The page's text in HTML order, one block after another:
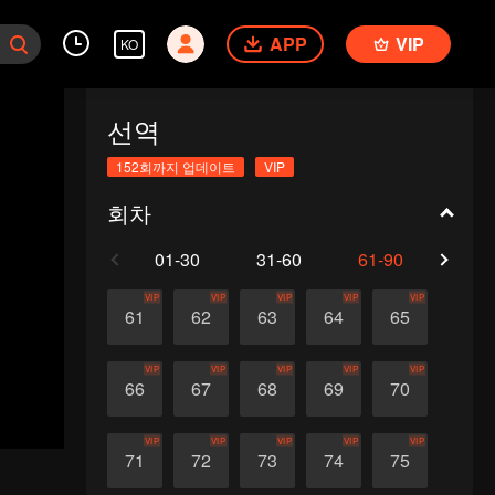
KO APP VIP
선역
152회까지 업데이트 VIP
회차
01-30 31-60 61-90
61
VIP
62
VIP
63
VIP
64
VIP
65
VIP
66
VIP
67
VIP
68
VIP
69
VIP
70
VIP
71
VIP
72
VIP
73
VIP
74
VIP
75
VIP